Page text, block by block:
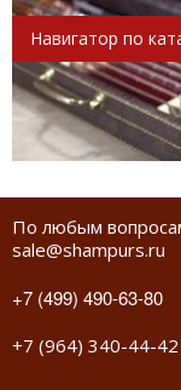
Навигатор по
По любым
sale@shampurs.ru
+7 (499) 490-63-80
+7 (964) 340-44-42